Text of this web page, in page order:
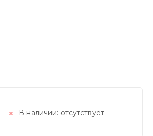
В наличии: отсутствует